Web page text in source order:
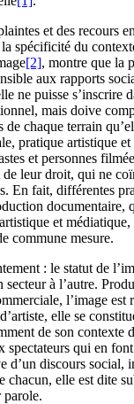
et des recours
spécificité du
[2], montre que la
aux rapports
ne puisse s’inscrire
mais doive
de chaque terrain
pratique artistique et
et personnes
leur droit, qui ne
En fait, différentes
documentaire,
et médiatique,
commune mesure.
: le statut de
secteur à l’autre.
l’image est
elle se
de son contexte
spectateurs qui en
d’un discours social,
chacun, elle est dite
parole.